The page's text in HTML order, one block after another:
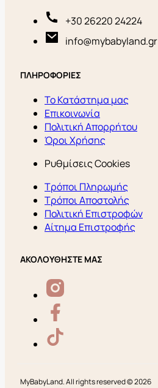
+30 26220 24224
info@mybabyland.gr
ΠΛΗΡΟΦΟΡΙΕΣ
Το Κατάστημα μας
Επικοινωνία
Πολιτική Απορρήτου
Όροι Χρήσης
Ρυθμίσεις Cookies
Τρόποι Πληρωμής
Τρόποι Αποστολής
Πολιτική Επιστροφών
Αίτημα Επιστροφής
ΑΚΟΛΟΥΘΗΣΤΕ ΜΑΣ
MyBabyLand. All rights reserved © 2026